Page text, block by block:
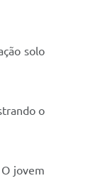
solo
o
jovem